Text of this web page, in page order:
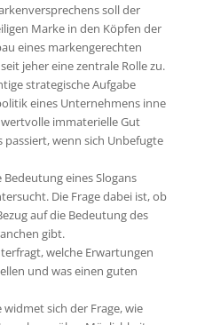
soll der
Marke in den Köpfen der
eines markengerechten
jeher eine zentrale Rolle zu.
strategische Aufgabe
eines Unternehmens inne
immaterielle Gut
passiert, wenn sich Unbefugte
eines Slogans
Die Frage dabei ist, ob
auf die Bedeutung des
gibt.
welche Erwartungen
und was einen guten
sich der Frage, wie